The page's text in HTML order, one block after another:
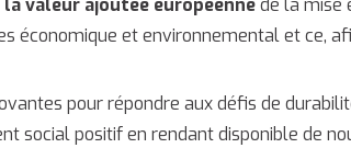
valeur ajoutée européennede la mise
économique et environnemental et ce,
pour répondre aux défis de
social positif en rendant disponible de